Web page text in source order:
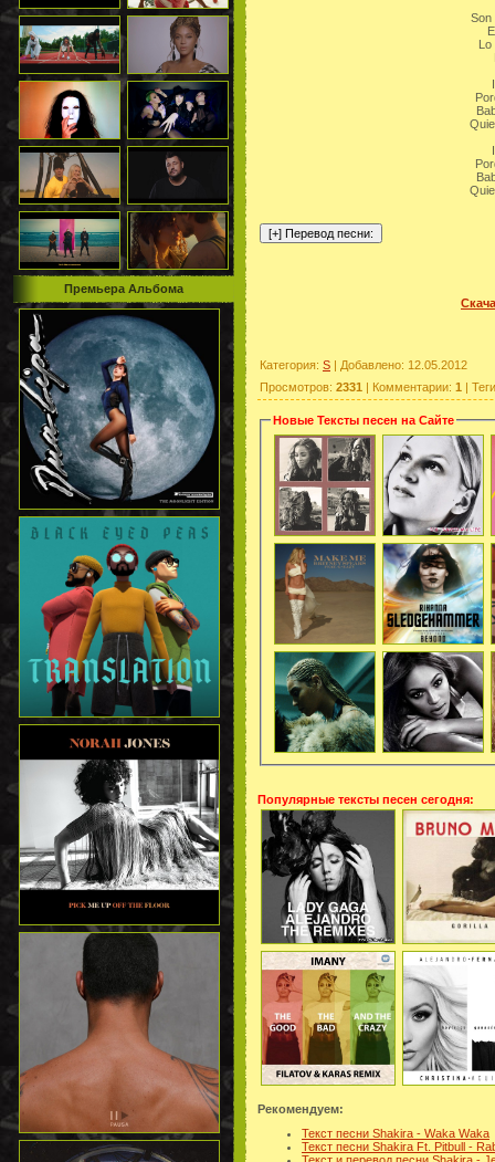
Премьера Альбома
Son
Категория: S Добавлено: 12.05.2012
Просмотров: 2331 Комментарии: 1 Теги
Новые Тексты песен на Сайте
Популярные тексты песен сегодня:
Рекомендуем:
Текст песни Shakira - Waka Waka
Текст песни Shakira Ft. Pitbull -